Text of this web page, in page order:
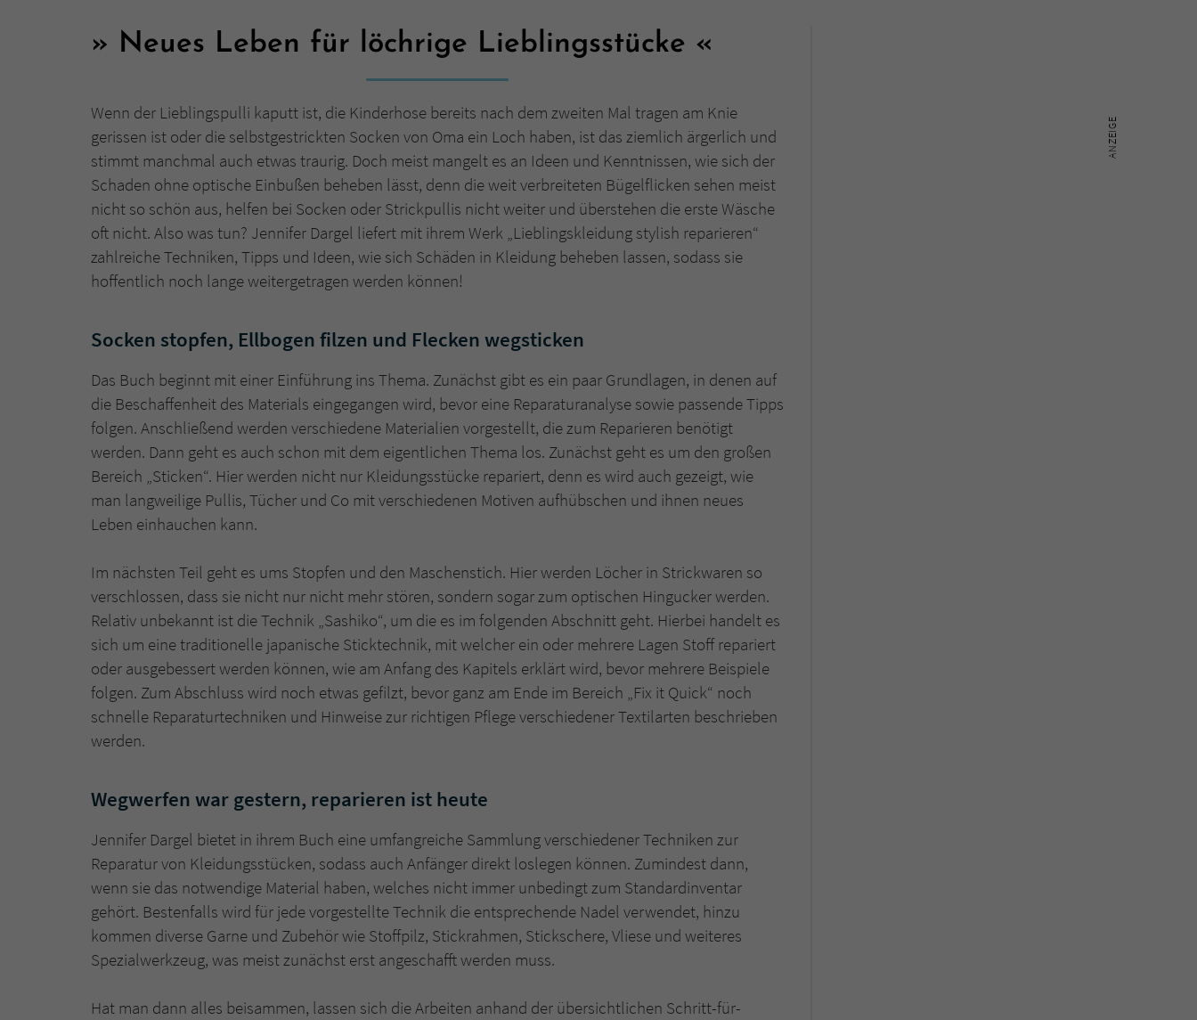
Neues Leben für löchrige Lieblingsstücke
Wenn der Lieblingspulli kaputt ist, die Kinderhose bereits nach dem zweiten Mal tragen am Knie
gerissen ist oder die selbstgestrickten Socken von Oma ein Loch haben, ist das ziemlich ärgerlich und
stimmt manchmal auch etwas traurig. Doch meist mangelt es an Ideen und Kenntnissen, wie sich der
Schaden ohne optische Einbußen beheben lässt, denn die weit verbreiteten Bügelflicken sehen meist
nicht so schön aus, helfen bei Socken oder Strickpullis nicht weiter und überstehen die erste Wäsche
oft nicht. Also was tun? Jennifer Dargel liefert mit ihrem Werk „Lieblingskleidung stylish reparieren“
zahlreiche Techniken, Tipps und Ideen, wie sich Schäden in Kleidung beheben lassen, sodass sie
hoffentlich noch lange weitergetragen werden können!
Socken stopfen, Ellbogen filzen und Flecken wegsticken
Das Buch beginnt mit einer Einführung ins Thema. Zunächst gibt es ein paar Grundlagen, in denen auf
die Beschaffenheit des Materials eingegangen wird, bevor eine Reparaturanalyse sowie passende Tipps
folgen. Anschließend werden verschiedene Materialien vorgestellt, die zum Reparieren benötigt
werden. Dann geht es auch schon mit dem eigentlichen Thema los. Zunächst geht es um den großen
Bereich „Sticken“. Hier werden nicht nur Kleidungsstücke repariert, denn es wird auch gezeigt, wie
man langweilige Pullis, Tücher und Co mit verschiedenen Motiven aufhübschen und ihnen neues
Leben einhauchen kann.
Im nächsten Teil geht es ums Stopfen und den Maschenstich. Hier werden Löcher in Strickwaren so
verschlossen, dass sie nicht nur nicht mehr stören, sondern sogar zum optischen Hingucker werden.
Relativ unbekannt ist die Technik „Sashiko“, um die es im folgenden Abschnitt geht. Hierbei handelt es
sich um eine traditionelle japanische Sticktechnik, mit welcher ein oder mehrere Lagen Stoff repariert
oder ausgebessert werden können, wie am Anfang des Kapitels erklärt wird, bevor mehrere Beispiele
folgen. Zum Abschluss wird noch etwas gefilzt, bevor ganz am Ende im Bereich „Fix it Quick“ noch
schnelle Reparaturtechniken und Hinweise zur richtigen Pflege verschiedener Textilarten beschrieben
werden.
Wegwerfen war gestern, reparieren ist heute
Jennifer Dargel bietet in ihrem Buch eine umfangreiche Sammlung verschiedener Techniken zur
Reparatur von Kleidungsstücken, sodass auch Anfänger direkt loslegen können. Zumindest dann,
wenn sie das notwendige Material haben, welches nicht immer unbedingt zum Standardinventar
gehört. Bestenfalls wird für jede vorgestellte Technik die entsprechende Nadel verwendet, hinzu
kommen diverse Garne und Zubehör wie Stoffpilz, Stickrahmen, Stickschere, Vliese und weiteres
Spezialwerkzeug, was meist zunächst erst angeschafft werden muss.
Hat man dann alles beisammen, lassen sich die Arbeiten anhand der übersichtlichen Schritt-für-
Name tx_pwcomments_ahash
Anbieter
Laufzeit 1 Jahr
Zweck Cookie für Kommentare einzelner Buchtitel
Name fe_typo_user
Anbieter Literatur-Couch Medien GmbH & Co. KG
Zweck
Dieses Cookie gewährleistet die Kommunikation der
den Sicherheitscode des Kontaktformulars zu
überprüfen.